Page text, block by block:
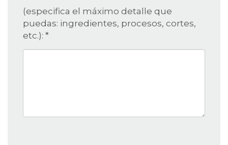
(especifica el máximo detalle que
puedas: ingredientes, procesos, cortes,
etc.): *